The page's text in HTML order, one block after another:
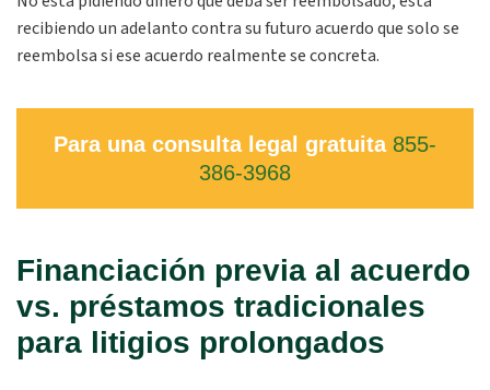
recibiendo un adelanto contra su futuro acuerdo que solo se
reembolsa si ese acuerdo realmente se concreta.
Para una consulta legal gratuita 855-
386-3968
Financiación previa al acuerdo
vs. préstamos tradicionales
para litigios prolongados